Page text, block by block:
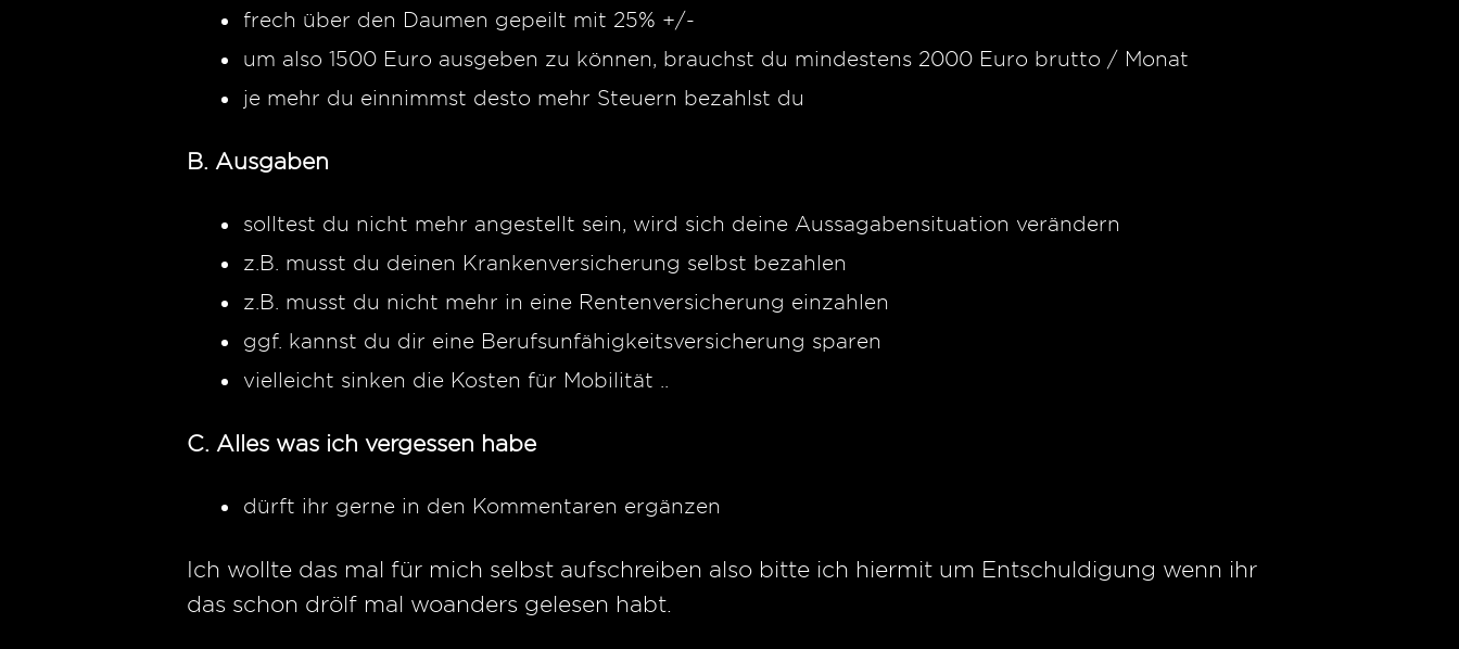
frech über den Daumen gepeilt mit 25% +/-
um also 1500 Euro ausgeben zu können, brauchst du mindestens 2000 Euro brutto / Monat
je mehr du einnimmst desto mehr Steuern bezahlst du
B. Ausgaben
solltest du nicht mehr angestellt sein, wird sich deine Aussagabensituation verändern
z.B. musst du deinen Krankenversicherung selbst bezahlen
z.B. musst du nicht mehr in eine Rentenversicherung einzahlen
ggf. kannst du dir eine Berufsunfähigkeitsversicherung sparen
vielleicht sinken die Kosten für Mobilität ..
C. Alles was ich vergessen habe
dürft ihr gerne in den Kommentaren ergänzen
Ich wollte das mal für mich selbst aufschreiben also bitte ich hiermit um Entschuldigung wenn ihr
das schon drölf mal woanders gelesen habt.